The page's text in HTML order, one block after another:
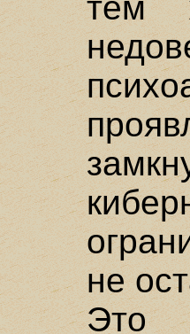
не
Это